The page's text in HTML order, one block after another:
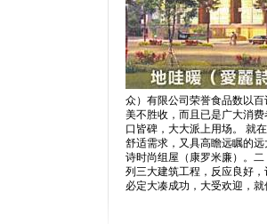
众）有限公司荣誉食品数以
美不胜收，而且已是广大消
口皆碑，大大派上用场。 就
舒适需求，又具高瞻远瞩的
诗时尚组屋（康罗米廉）。
列三大建筑工程，反应良好
必定大凑成功，大受欢迎，